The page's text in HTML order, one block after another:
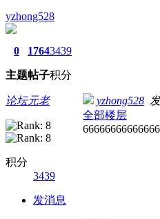
yzhong528
0
主题
1764
帖子
3439
积分
论坛元老
积分
3439
发消息
yzhong528
全部楼层